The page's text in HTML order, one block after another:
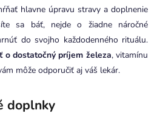
hlavne úpravu stravy a doplnenie
sa báť, nejde o žiadne náročné
do svojho každodenného rituálu.
o dostatočný príjem železa, vitamínu
môže odporučiť aj váš lekár.
doplnky